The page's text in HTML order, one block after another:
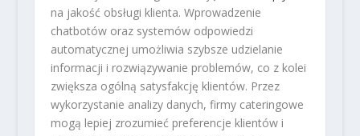
na jakość obsługi klienta. Wprowadzenie
chatbotów oraz systemów odpowiedzi
automatycznej umożliwia szybsze udzielanie
informacji i rozwiązywanie problemów, co z kolei
zwiększa ogólną satysfakcję klientów. Przez
wykorzystanie analizy danych, firmy cateringowe
mogą lepiej zrozumieć preferencje klientów i